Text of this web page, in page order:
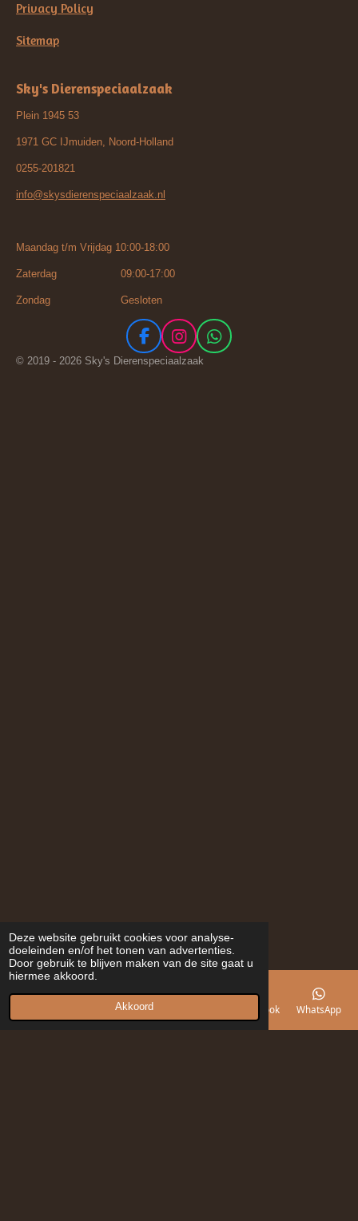
Deze website gebruikt cookies voor analyse-
doeleinden en/of het tonen van advertenties.
Door gebruik te blijven maken van de site gaat u
hiermee akkoord.
Akkoord
Privacy Policy
Sitemap
Sky's Dierenspeciaalzaak
Plein 1945 53
1971 GC IJmuiden, Noord-Holland
0255-201821
info@skysdierenspeciaalzaak.nl
Maandag t/m Vrijdag 10:00-18:00
Zaterdag 09:00-17:00
Zondag Gesloten
F
a
I
n
W
© 2019 - 2026 Sky's Dierenspeciaalzaak
Telefoonnummer Facebook WhatsApp